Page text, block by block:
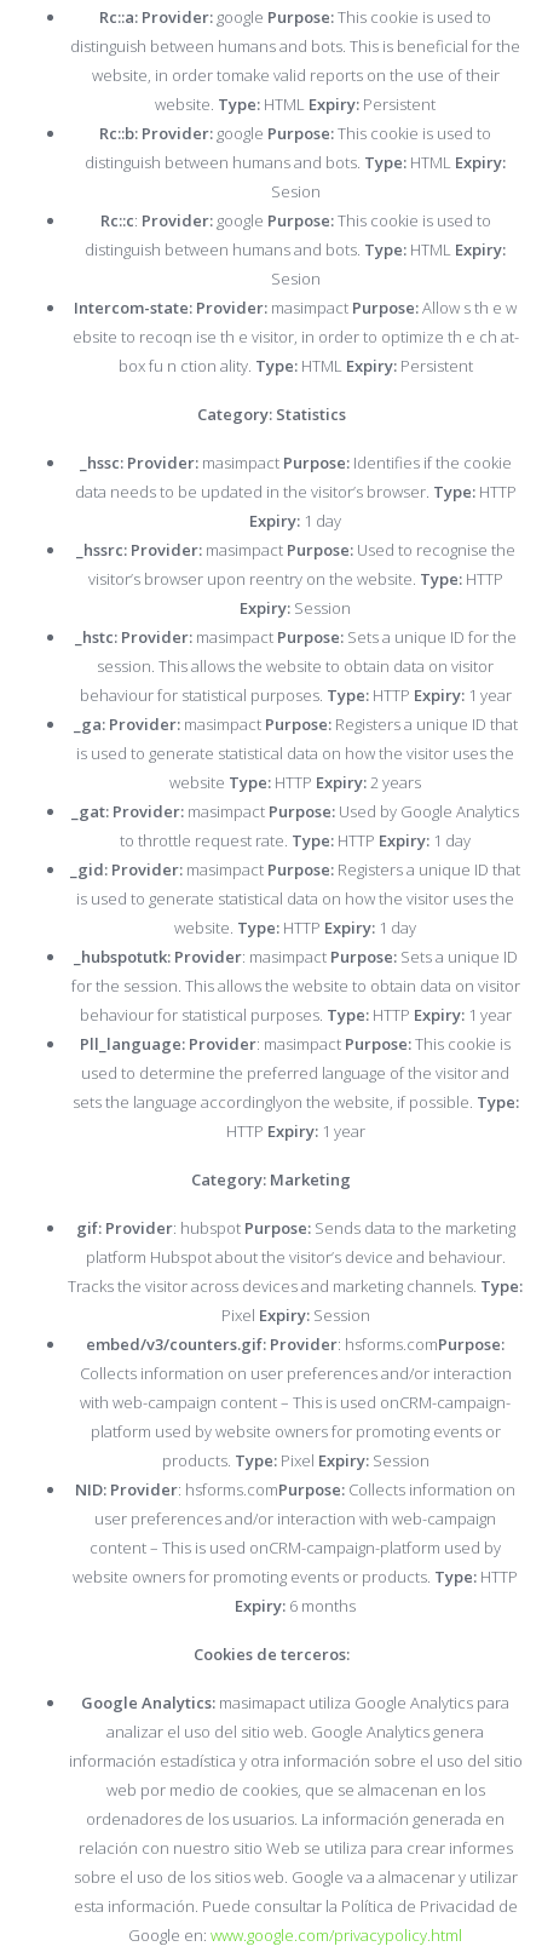
Rc::a: Provider: google Purpose:This cookie is used to
distinguish between humans and bots. This is beneficial for the
website, in order tomake valid reports on the use of their
website. Type: HTML Expiry: Persistent
Rc::b: Provider: google Purpose:This cookie is used to
distinguish between humans and bots. Type: HTML Expiry:
Sesion
Rc::c: Provider: google Purpose:This cookie is used to
distinguish between humans and bots. Type: HTML Expiry:
Sesion
Intercom-state: Provider: masimpact Purpose:Allow s th e w
ebsite to recoqn ise th e visitor, in order to optimize th e ch at-
box fu n ction ality. Type: HTML Expiry: Persistent
Category: Statistics
_hssc: Provider: masimpact Purpose: Identifies if the cookie
data needs to be updated in the visitor’s browser. Type: HTTP
Expiry: 1 day
_hssrc: Provider: masimpact Purpose: Used to recognise the
visitor’s browser upon reentry on the website. Type: HTTP
Expiry: Session
_hstc: Provider: masimpact Purpose: Sets a unique ID for the
session. This allows the website to obtain data on visitor
behaviour for statistical purposes. Type: HTTP Expiry: 1 year
_ga: Provider: masimpact Purpose: Registers a unique ID that
is used to generate statistical data on how the visitor uses the
website Type: HTTP Expiry:2 years
_gat: Provider: masimpact Purpose: Used by Google Analytics
to throttle request rate. Type: HTTP Expiry: 1 day
_gid: Provider: masimpact Purpose: Registers a unique ID that
is used to generate statistical data on how the visitor uses the
website. Type: HTTP Expiry: 1 day
_hubspotutk: Provider: masimpact Purpose: Sets a unique ID
for the session. This allows the website to obtain data on visitor
behaviour for statistical purposes. Type: HTTP Expiry: 1 year
Pll_language: Provider: masimpact Purpose:This cookie is
used to determine the preferred language of the visitor and
sets the language accordinglyon the website, if possible. Type:
HTTP Expiry: 1 year
Category: Marketing
gif: Provider: hubspot Purpose: Sends data to the marketing
platform Hubspot about the visitor’s device and behaviour.
Tracks the visitor across devices and marketing channels. Type:
Pixel Expiry: Session
embed/v3/counters.gif: Provider: hsforms.comPurpose:
Collects information on user preferences and/or interaction
with web-campaign content – This is used onCRM-campaign-
platform used by website owners for promoting events or
products. Type: Pixel Expiry: Session
NID: Provider: hsforms.comPurpose: Collects information on
user preferences and/or interaction with web-campaign
content – This is used onCRM-campaign-platform used by
website owners for promoting events or products. Type: HTTP
Expiry: 6 months
Cookies de terceros:
Google Analytics: masimapact utiliza Google Analytics para
analizar el uso del sitio web. Google Analytics genera
información estadística y otra información sobre el uso del sitio
web por medio de cookies, que se almacenan en los
ordenadores de los usuarios. La información generada en
relación con nuestro sitio Web se utiliza para crear informes
sobre el uso de los sitios web. Google va a almacenar y utilizar
esta información. Puede consultar la Política de Privacidad de
Google en: www.google.com/privacypolicy.html